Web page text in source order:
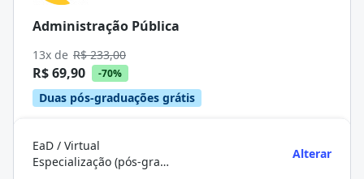
Administração Pública
13x de R$ 233,00
R$ 69,90 -70%
Duas pós-graduações grátis
EaD / Virtual
Especialização (pós-graduação)
Alterar